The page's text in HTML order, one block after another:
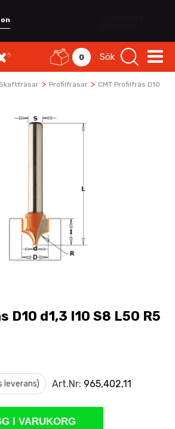
0 Sök
> Profilfräsar > CMT Profilfräs D10
D10 d1,3 I10 S8 L50 R5
leverans) Art.Nr: 965,402,11
I VARUKORG